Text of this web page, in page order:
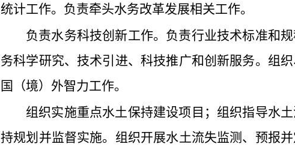
统计工作。负责牵头水务改革发展相关工作。
负责水务科技创新工作。负责行业技术标准和
务科学研究、技术引进、科技推广和创新服务。组
国（境）外智力工作。
组织实施重点水土保持建设项目；组织指导水
持规划并监督实施。组织开展水土流失监测、预报